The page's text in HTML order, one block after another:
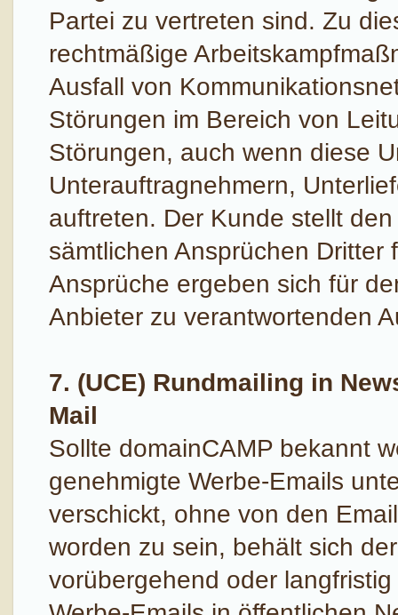
Partei zu vertreten sind. Zu
rechtmäßige
Ausfall von
Störungen im Bereich von
Störungen, auch wenn diese
Unterauftragnehmern,
auftreten. Der Kunde stellt
sämtlichen Ansprüchen
Ansprüche ergeben sich für
Anbieter zu verantwortenden
7. (UCE) Rundmailing in
Mail
Sollte domainCAMP bekannt
genehmigte Werbe-Emails
verschickt, ohne von den
worden zu sein, behält sich
vorübergehend oder